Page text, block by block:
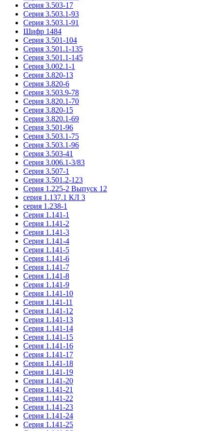
Серия 3.503-17
Серия 3.503.1-93
Серия 3.503.1-91
Шифр 1484
Серия 3.501-104
Серия 3.501.1-135
Серия 3.501.1-145
Серия 3.002.1-1
Серия 3.820-13
Серия 3.820-6
Серия 3.503.9-78
Серия 3.820.1-70
Серия 3.820-15
Серия 3.820.1-69
Серия 3.501-96
Серия 3.503.1-75
Серия 3.503.1-96
Серия 3.503-41
Серия 3.006.1-3/83
Серия 3.507-1
Серия 3.501.2-123
Серия 1.225-2 Выпуск 12
серия 1.137.1 КЛ 3
серия 1.238-1
Серия 1.141-1
Серия 1.141-2
Серия 1.141-3
Серия 1.141-4
Серия 1.141-5
Серия 1.141-6
Серия 1.141-7
Серия 1.141-8
Серия 1.141-9
Серия 1.141-10
Серия 1.141-11
Серия 1.141-12
Серия 1.141-13
Серия 1.141-14
Серия 1.141-15
Серия 1.141-16
Серия 1.141-17
Серия 1.141-18
Серия 1.141-19
Серия 1.141-20
Серия 1.141-21
Серия 1.141-22
Серия 1.141-23
Серия 1.141-24
Серия 1.141-25